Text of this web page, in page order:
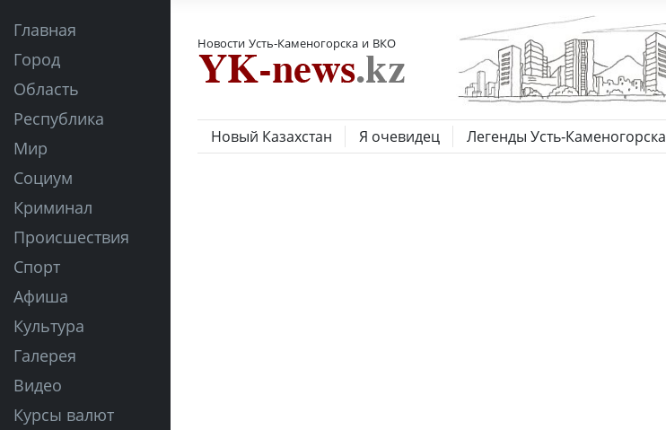
Главная
Город
Область
Республика
Мир
Социум
Криминал
Происшествия
Спорт
Афиша
Культура
Галерея
Видео
Курсы валют
Новости Усть-Каменогорска и ВКО
Новый Казахстан Я очевидец Легенды Усть-Каменогорска